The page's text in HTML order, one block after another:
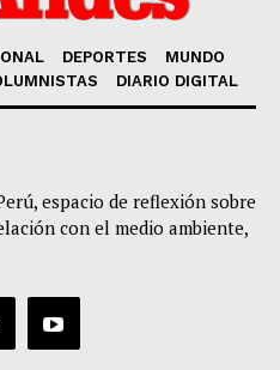
DEPORTES
MUNDO
DIARIO DIGITAL
espacio de reflexión sobre
con el medio ambiente,